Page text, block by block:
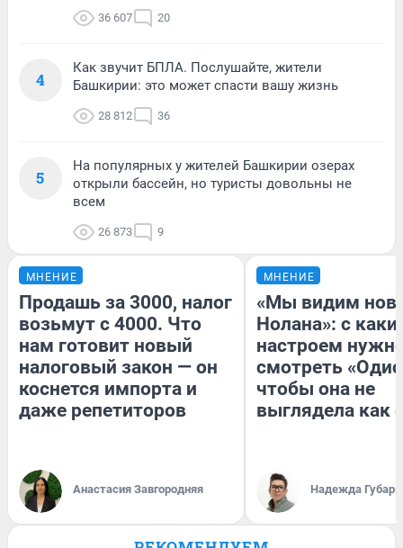
36 607 20
4
Как звучит БПЛА. Послушайте, жители
Башкирии: это может спасти вашу жизнь
28 812 36
5
На популярных у жителей Башкирии озерах
открыли бассейн, но туристы довольны не
всем
26 873 9
МНЕНИЕ
Продашь за 3000, налог
возьмут с 4000. Что
нам готовит новый
налоговый закон — он
коснется импорта и
даже репетиторов
Анастасия Завгородняя
МНЕНИЕ
«Мы видим
Нолана»: с
настроем
смотреть
чтобы она не
выглядела как
Надежда Губарь